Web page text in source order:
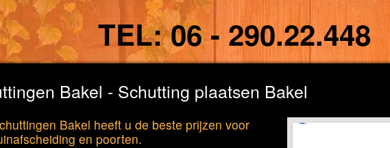
TEL:06 - 290.22.448
Bakel - Schutting plaatsen Bakel
Bakel heeft u de beste prijzen voor
en poorten.